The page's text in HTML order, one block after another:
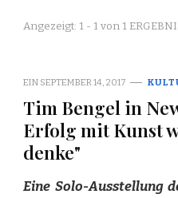
Angezeigt: 1 - 1 von 1
EIN SEPTEMBER 14, 2017
Tim Bengel in
Erfolg mit Kunst
denke"
Eine Solo-Ausstellung